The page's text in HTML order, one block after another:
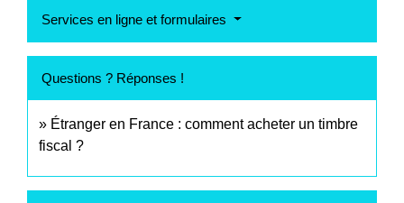
Services en ligne et formulaires
Questions ? Réponses !
Étranger en France : comment acheter un timbre
fiscal ?